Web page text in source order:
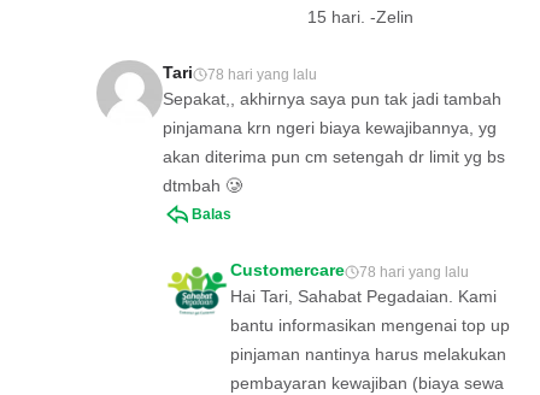
15 hari. -Zelin
Tari 78 hari yang lalu
Sepakat,, akhirnya saya pun tak jadi tambah
pinjamana krn ngeri biaya kewajibannya, yg
akan diterima pun cm setengah dr limit yg bs
dtmbah 🥲
Balas
Customercare 78 hari yang lalu
Hai Tari, Sahabat Pegadaian. Kami
bantu informasikan mengenai top up
pinjaman nantinya harus melakukan
pembayaran kewajiban (biaya sewa